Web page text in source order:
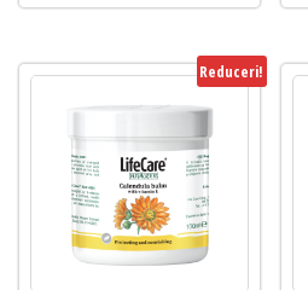
Reduceri!